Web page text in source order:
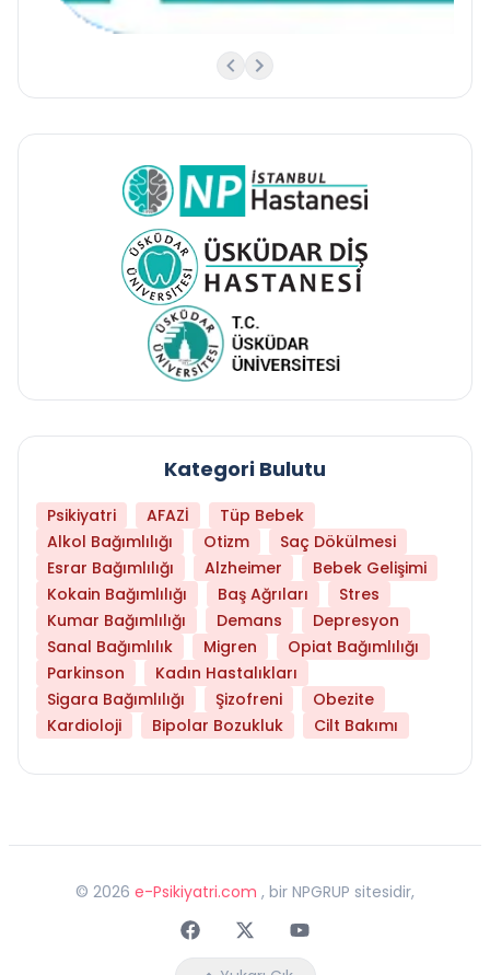
Kategori Bulutu
Psikiyatri AFAZİ
Tüp Bebek
Alkol Bağımlılığı
Otizm
Saç Dökülmesi
Esrar Bağımlılığı
Alzheimer
Bebek Gelişimi
Kokain Bağımlılığı
Baş Ağrıları
Stres
Kumar Bağımlılığı
Demans
Depresyon
Sanal Bağımlılık
Migren
Opiat Bağımlılığı
Parkinson
Kadın Hastalıkları
Sigara Bağımlılığı
Şizofreni
Obezite
Kardioloji
Bipolar Bozukluk Cilt Bakımı
© 2026 e-Psikiyatri.com , bir NPGRUP sitesidir,
FaceebokTwitterYoutube